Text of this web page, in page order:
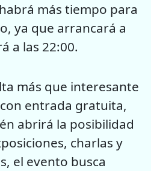
más tiempo para
ya que arrancará a
a las 22:00.
más que interesante
entrada gratuita,
abrirá la posibilidad
charlas y
el evento busca